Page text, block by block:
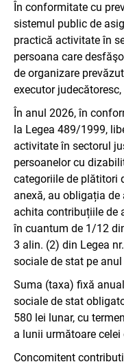
În conformitate cu
sistemul public de
practică activitate în
persoana care
de organizare
executor
În anul 2026, în
la Legea 489/1999,
activitate în sectorul
persoanelor cu
categoriile de plătitori
anexă, au obligația
achita contribuțiile de
în cuantum de 1/12
3 alin. (2) din Legea
sociale de stat pe
Suma (taxa) fixă
sociale de stat
580 lei lunar, cu
a lunii următoare celei
Concomitent